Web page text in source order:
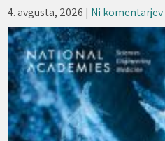
4. avgusta, 2026 | Ni komentarjev